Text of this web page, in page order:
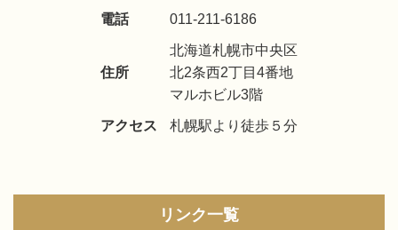
電話 011-211-6186
住所
北海道札幌市中央区
北2条西2丁目4番地
マルホビル3階
アクセス 札幌駅より徒歩５分
リンク一覧